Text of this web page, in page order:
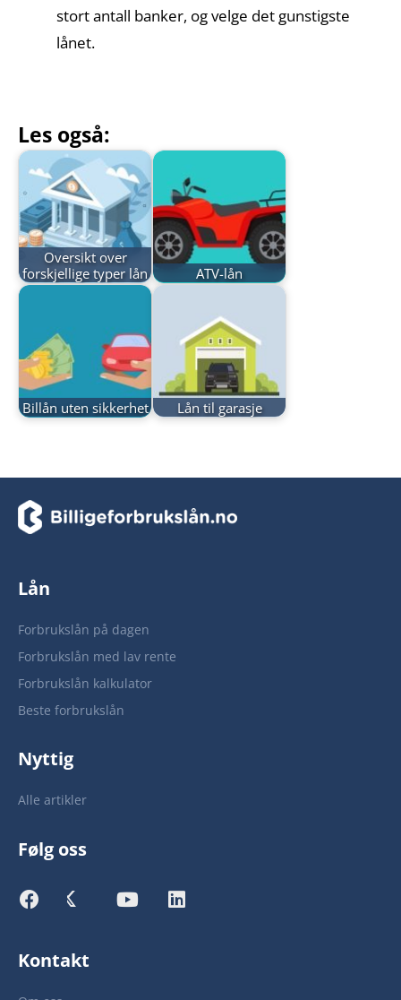
stort antall banker, og velge det gunstigste
lånet.
Les også:
Oversikt over
forskjellige typer lån
ATV-lån
Billån uten sikkerhet Lån til garasje
Lån
Forbrukslån på dagen
Forbrukslån med lav rente
Forbrukslån kalkulator
Beste forbrukslån
Nyttig
Alle artikler
Følg oss
Kontakt